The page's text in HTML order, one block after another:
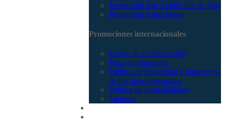
Promoción San Andrés Fin de Año
Promoción Santa Marta
Promociones internacionales
Estado de tu transacción
Pago confirmación
Política de privacidad y tratamiento
de los datos personales
Política de Sostenibilidad
Tiquetes